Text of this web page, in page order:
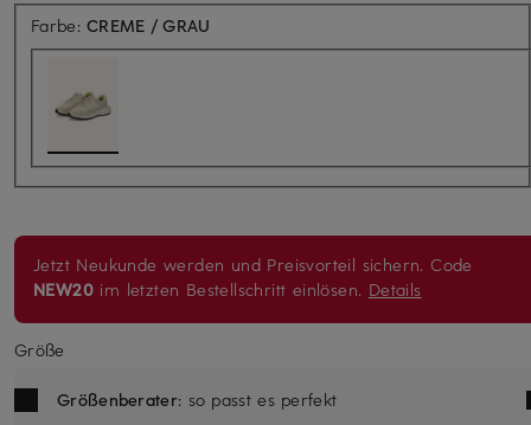
Farbe:CREME / GRAU
Jetzt Neukunde werden und Preisvorteil sichern. Code
NEW20 im letzten Bestellschritt einlösen. Details
Größe
Größenberater: so passt es perfekt